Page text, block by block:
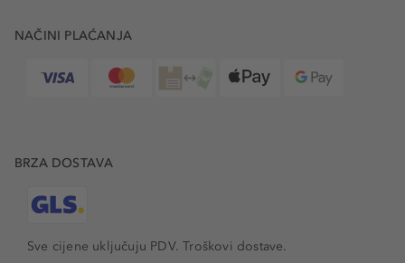
NAČINI PLAĆANJA
BRZA DOSTAVA
Sve cijene uključuju PDV.Troškovi dostave.